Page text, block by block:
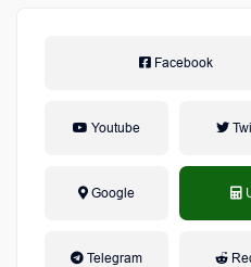
Facebook
Youtube
Google
Telegram